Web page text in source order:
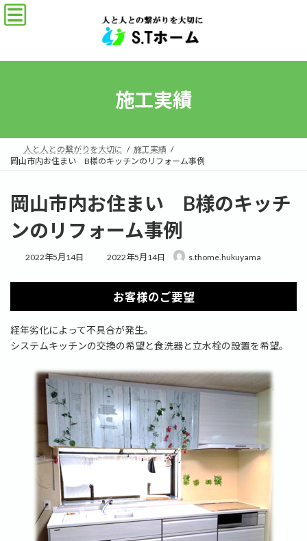
コ
ン
ツ
ナ
ビ
シ
施工実績
人と人との繋がりを大切に
施工実績
岡山市内お住まい B様のキッチンのリフォーム事例
岡山市内お住まい B様のキッチ
ンのリフォーム事例
2022年5月14日
最
新
日
:
2022年5月14日 s.thome.hukuyama
お客様のご要望
経年劣化によって不具合が発生。
システムキッチンの交換の希望と食洗器と立水栓の設置を希望。